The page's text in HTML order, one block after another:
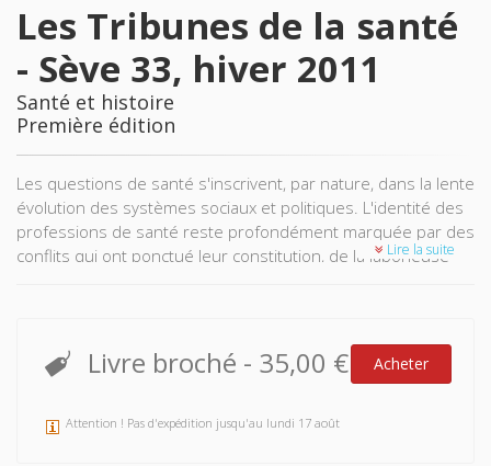
Les Tribunes de la santé
- Sève 33, hiver 2011
Santé et histoire
Première édition
Les questions de santé s'inscrivent, par nature, dans la lente
évolution des systèmes sociaux et politiques. L'identité des
professions de santé reste profondément marquée par des
conflits qui ont ponctué leur constitution, de la laborieuse
française. La réglementation pharmaceutique ne peut être
dissociée de l'histoire du contrôle des poisons comme les
l'hygiénisme en France au XIXe siècle. Quant à l'assurance
Lire la suite
Livre broché - 35,00 € Acheter
Attention ! Pas d'expédition jusqu'au lundi 17 août